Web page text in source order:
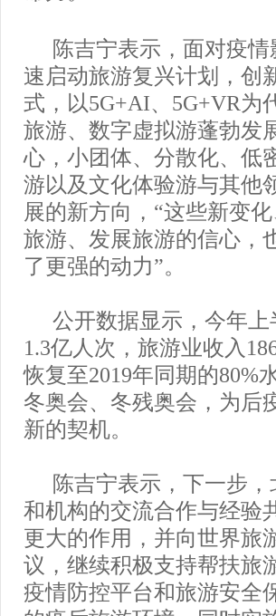
陈吉宁表示，面对疫
速启动旅游复兴计划，创
式，以5G+AI、5G+VR为
旅游、数字虚拟游蓬勃发
心，小团体、分散化、低
游以及文化体验游与其他
展的新方向，“这些新变
旅游、发展旅游的信心，
了更强的动力”。
公开数据显示，今年
1.3亿人次，旅游业收入
恢复至2019年同期的80%
冬奥会、冬残奥会，为后
新的契机。
陈吉宁表示，下一步
和机构的交流合作与经验
更大的作用，并向世界旅
议，继续积极支持帮扶旅
疫情防控平台和旅游安全